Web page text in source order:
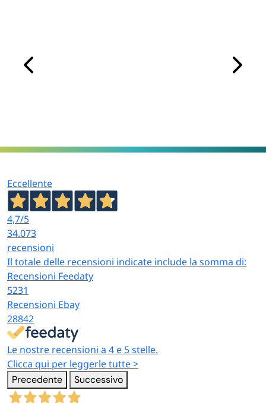
Eccellente
4,7/5
34.073
recensioni
Il totale delle recensioni indicate include la somma di:
Recensioni Feedaty
5231
Recensioni Ebay
28842
Le nostre recensioni a 4 e 5 stelle.
Clicca qui per leggerle tutte >
Precedente Successivo